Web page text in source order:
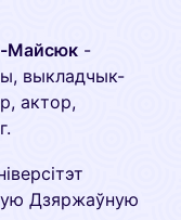
Майсюк -
выкладчык-
актор,
Дзяржаўную